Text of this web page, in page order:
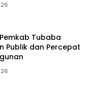
Tubaba
Publik dan Percepat